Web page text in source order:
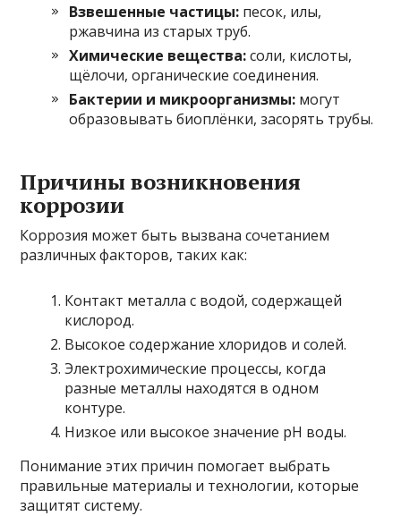
Взвешенные частицы: песок, илы,
ржавчина из старых труб.
Химические вещества:соли, кислоты,
щёлочи, органические соединения.
Бактерии и микроорганизмы: могут
образовывать биоплёнки, засорять трубы.
Причины возникновения
коррозии
Коррозия может быть вызвана сочетанием
различных факторов, таких как:
Контакт металла с водой, содержащей
кислород.
Высокое содержание хлоридов и солей.
Электрохимические процессы, когда
разные металлы находятся в одном
контуре.
Низкое или высокое значение pH воды.
Понимание этих причин помогает выбрать
правильные материалы и технологии, которые
защитят систему.